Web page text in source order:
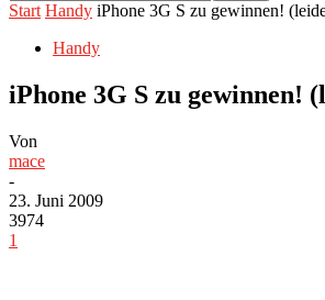
Start Handy iPhone 3G S zu gewinnen!
Handy
iPhone 3G S zu gewinnen!
Von
mace
-
23. Juni 2009
3974
1